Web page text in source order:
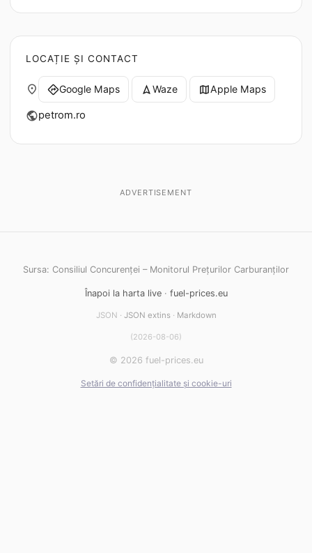
LOCAȚIE ȘI CONTACT
place directionsGoogle Maps navigation Waze mapApple Maps
publicpetrom.ro
ADVERTISEMENT
Sursa: Consiliul Concurenței – Monitorul Prețurilor Carburanților
Înapoi la harta live· fuel-prices.eu
JSON · JSON extins· Markdown
(2026-08-06)
© 2026 fuel-prices.eu
Setări de confidențialitate și cookie-uri